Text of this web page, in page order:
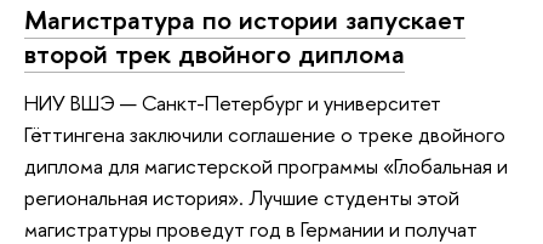
Магистратура по истории запускает
второй трек двойного диплома
НИУ ВШЭ — Санкт-Петербург и университет
Гёттингена заключили соглашение о треке двойного
диплома для магистерской программы «Глобальная и
региональная история». Лучшие студенты этой
магистратуры проведут год в Германии и получат